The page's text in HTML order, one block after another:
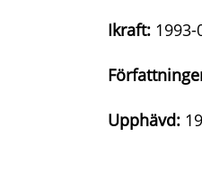
Ikraft: 1993-
Upphävd: